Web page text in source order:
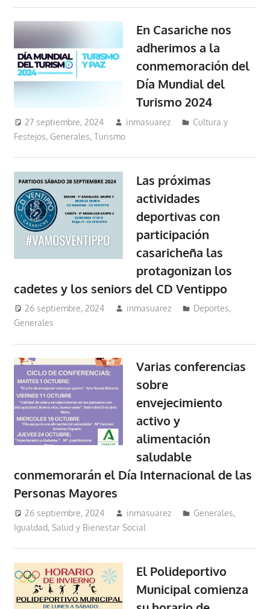
En Casariche nos
adherimos a la
conmemoración del
Día Mundial del
Turismo 2024
27 septiembre, 2024 inmasuarez
Cultura y
Festejos, Generales, Turismo
Las próximas
actividades
deportivas con
participación
casaricheña las
protagonizan los
cadetes y los seniors del CD Ventippo
26 septiembre, 2024 inmasuarez Deportes,
Generales
Varias conferencias
sobre
envejecimiento
activo y
alimentación
saludable
conmemorarán el Día Internacional de las
Personas Mayores
26 septiembre, 2024 inmasuarez Generales,
Igualdad, Salud y Bienestar Social
El Polideportivo
Municipal comienza